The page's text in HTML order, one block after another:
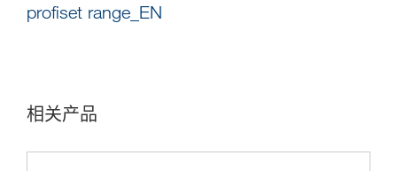
profiset range_EN
相关产品